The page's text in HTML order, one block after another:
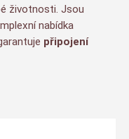
životnosti. Jsou
nabídka
připojení